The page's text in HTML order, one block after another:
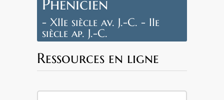
Phénicien
- XIIe siècle av. J.-C. - IIe
siècle ap. J.-C.
Ressources en ligne